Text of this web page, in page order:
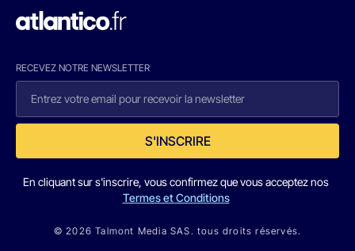
RECEVEZ NOTRE NEWSLETTER
S'INSCRIRE
En cliquant sur s'inscrire, vous confirmez que vous acceptez nos
Termes et Conditions
© 2026 Talmont Media SAS. tous droits réservés.